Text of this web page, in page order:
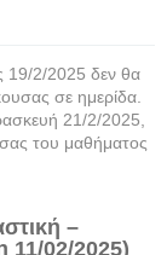
19/2/2025 δεν θα
σε ημερίδα.
21/2/2025,
του μαθήματος
–
11/02/2025)